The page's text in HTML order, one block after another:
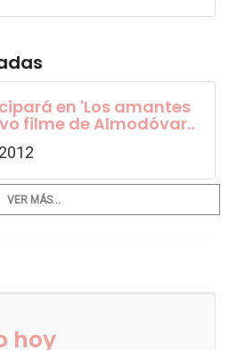
en 'Los amantes
filme de Almodóvar..
VER MÁS...
hoy